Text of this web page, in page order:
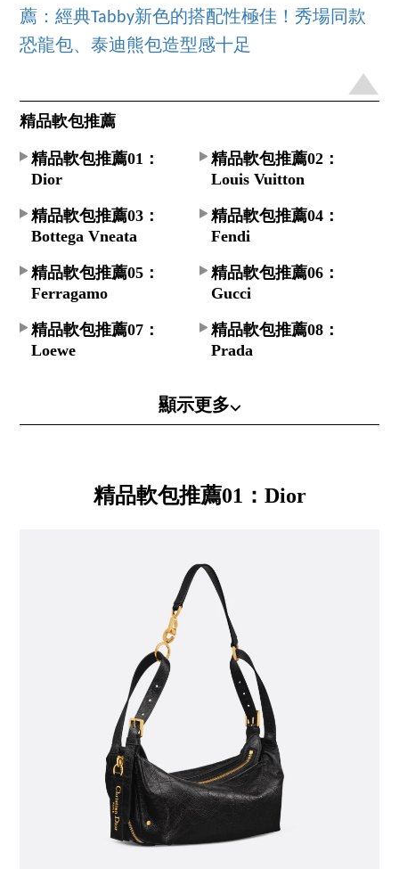
薦：經典Tabby新色的搭配性極佳！秀場同款
恐龍包、泰迪熊包造型感十足
精品軟包推薦
精品軟包推薦01：
Dior
精品軟包推薦02：
Louis Vuitton
精品軟包推薦03：
Bottega Vneata
精品軟包推薦04：
Fendi
精品軟包推薦05：
Ferragamo
精品軟包推薦06：
Gucci
精品軟包推薦07：
Loewe
精品軟包推薦08：
Prada
顯示更多⌵
精品軟包推薦01：Dior